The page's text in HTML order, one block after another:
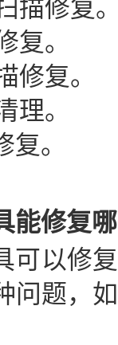
修复
。
复。
。
。
修复哪
以修复
问题，